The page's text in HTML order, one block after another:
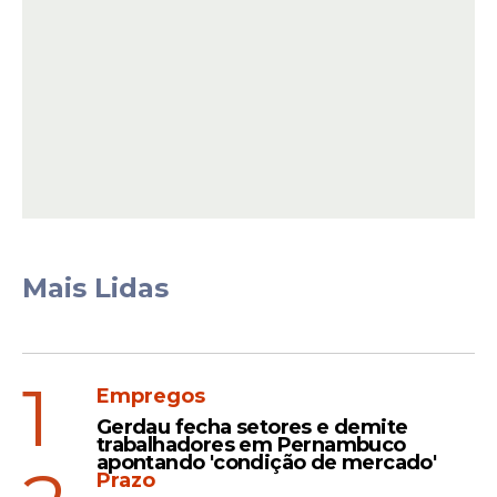
dívidas; veja regras e como
participar
Mais Lidas
1
Empregos
Gerdau fecha setores e demite
trabalhadores em Pernambuco
apontando 'condição de mercado'
Prazo